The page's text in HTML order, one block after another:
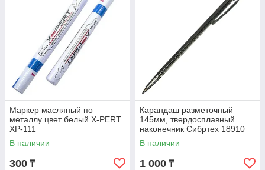
Маркер масляный по
металлу цвет белый X-PERT
XP-111
В наличии
300 ₸
Карандаш разметочный
145мм, твердосплавный
наконечник Сибртех 18910
В наличии
1 000 ₸